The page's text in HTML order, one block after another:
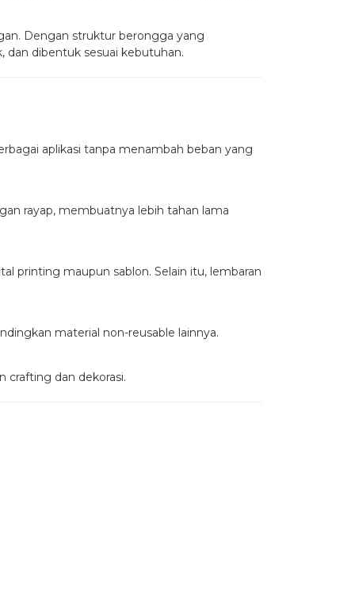
Dengan struktur berongga yang
dan dibentuk sesuai kebutuhan.
aplikasi tanpa menambah beban yang
rayap, membuatnya lebih tahan lama
printing maupun sablon. Selain itu, lembaran
material non-reusable lainnya.
crafting dan dekorasi.